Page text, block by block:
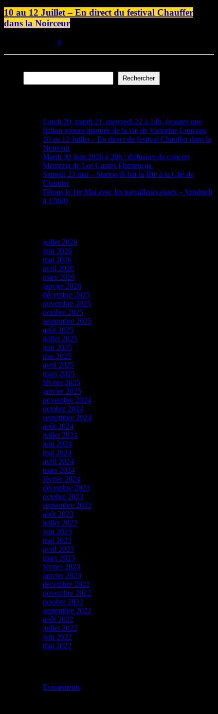
10 au 12 Juillet – En direct du festival Chauffer
dans la Noirceur
Rechercher
Lundi 20, mardi 21, mercredi 22 à 14h, écoutez une
fiction sonore inspirée de la vie de Victorine Louveau
10 au 12 Juillet – En direct du festival Chauffer dans la
Noirceur
Mardi 30 Juin 2026 à 20h : diffusion du concert
Memoria de Los Cantes Flamencos.
Samedi 23 mai – Station B fait la fête à la Cité de
Chantier
Fêtons le 1er Mai avec les travailleurs.euses – Vendredi
à 17h00
juillet 2026
juin 2026
mai 2026
avril 2026
mars 2026
janvier 2026
décembre 2025
novembre 2025
octobre 2025
septembre 2025
août 2025
juillet 2025
juin 2025
mai 2025
avril 2025
mars 2025
février 2025
janvier 2025
novembre 2024
octobre 2024
septembre 2024
août 2024
juillet 2024
juin 2024
mai 2024
avril 2024
mars 2024
février 2024
décembre 2023
octobre 2023
septembre 2023
août 2023
juillet 2023
juin 2023
mai 2023
avril 2023
mars 2023
février 2023
janvier 2023
décembre 2022
novembre 2022
octobre 2022
septembre 2022
août 2022
juillet 2022
juin 2022
mai 2022
Evenements